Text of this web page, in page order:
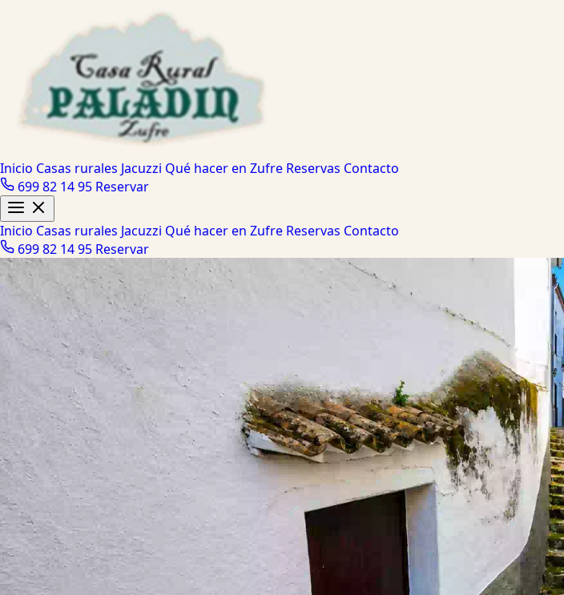
Inicio Casas rurales Jacuzzi Qué hacer en Zufre Reservas Contacto
699 82 14 95 Reservar
Inicio Casas rurales Jacuzzi Qué hacer en Zufre Reservas Contacto
699 82 14 95 Reservar